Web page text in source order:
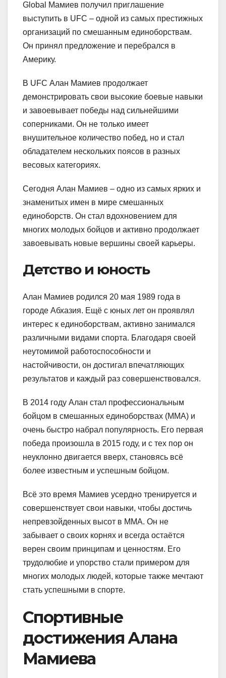
Global Мамиев получил приглашение
выступить в UFC – одной из самых престижных
организаций по смешанным единоборствам.
Он принял предложение и перебрался в
Америку.
В UFC Алан Мамиев продолжает
демонстрировать свои высокие боевые навыки
и завоевывает победы над сильнейшими
соперниками. Он не только имеет
внушительное количество побед, но и стал
обладателем нескольких поясов в разных
весовых категориях.
Сегодня Алан Мамиев – одно из самых ярких и
знаменитых имен в мире смешанных
единоборств. Он стал вдохновением для
многих молодых бойцов и активно продолжает
завоевывать новые вершины своей карьеры.
Детство и юность
Алан Мамиев родился 20 мая 1989 года в
городе Абхазия. Ещё с юных лет он проявлял
интерес к единоборствам, активно занимался
различными видами спорта. Благодаря своей
неутомимой работоспособности и
настойчивости, он достигал впечатляющих
результатов и каждый раз совершенствовался.
В 2014 году Алан стал профессиональным
бойцом в смешанных единоборствах (MMA) и
очень быстро набрал популярность. Его первая
победа произошла в 2015 году, и с тех пор он
неуклонно двигается вверх, становясь всё
более известным и успешным бойцом.
Всё это время Мамиев усердно тренируется и
совершенствует свои навыки, чтобы достичь
непревзойденных высот в ММА. Он не
забывает о своих корнях и всегда остаётся
верен своим принципам и ценностям. Его
трудолюбие и упорство стали примером для
многих молодых людей, которые также мечтают
стать успешными в спорте.
Спортивные
достижения Алана
Мамиева